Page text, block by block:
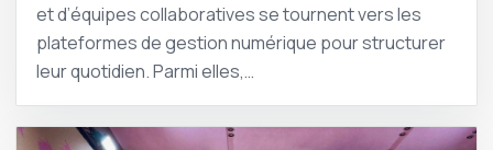
et d’équipes collaboratives se tournent vers les
plateformes de gestion numérique pour structurer
leur quotidien. Parmi elles,…